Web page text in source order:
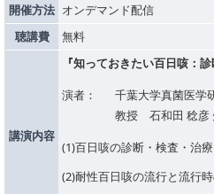
開催方法 オンデマンド配信
聴講費
無料
講演内容
『知っておきたい百日咳：
演者：
千葉大学真菌医
教授 石和田 稔彦
(1)百日咳の診断・検査・治
(2)耐性百日咳の流行と流行